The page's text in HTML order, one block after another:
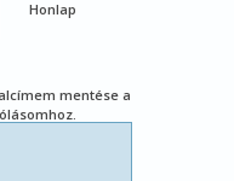
Honlap
mentése a